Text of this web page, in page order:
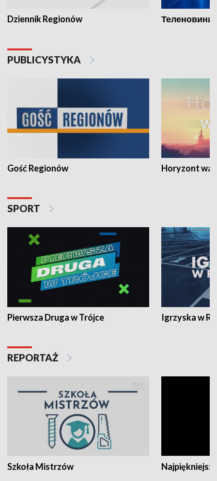
Dziennik Regionów Теленовини
PUBLICYSTYKA
Gość Regionów Horyzont
SPORT
Pierwsza Druga w Trójce Igrzyska w
REPORTAŻ
Szkoła Mistrzów